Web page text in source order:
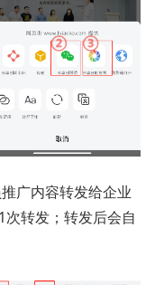
广内容转发给企业
转发；转发后会自